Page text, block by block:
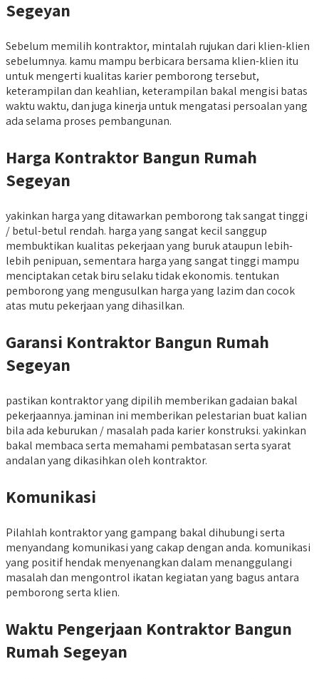
Segeyan
Sebelum memilih kontraktor, mintalah rujukan dari klien-klien
sebelumnya. kamu mampu berbicara bersama klien-klien itu
untuk mengerti kualitas karier pemborong tersebut,
keterampilan dan keahlian, keterampilan bakal mengisi batas
waktu waktu, dan juga kinerja untuk mengatasi persoalan yang
ada selama proses pembangunan.
Harga Kontraktor Bangun Rumah
Segeyan
yakinkan harga yang ditawarkan pemborong tak sangat tinggi
/ betul-betul rendah. harga yang sangat kecil sanggup
membuktikan kualitas pekerjaan yang buruk ataupun lebih-
lebih penipuan, sementara harga yang sangat tinggi mampu
menciptakan cetak biru selaku tidak ekonomis. tentukan
pemborong yang mengusulkan harga yang lazim dan cocok
atas mutu pekerjaan yang dihasilkan.
Garansi Kontraktor Bangun Rumah
Segeyan
pastikan kontraktor yang dipilih memberikan gadaian bakal
pekerjaannya. jaminan ini memberikan pelestarian buat kalian
bila ada keburukan / masalah pada karier konstruksi. yakinkan
bakal membaca serta memahami pembatasan serta syarat
andalan yang dikasihkan oleh kontraktor.
Komunikasi
Pilahlah kontraktor yang gampang bakal dihubungi serta
menyandang komunikasi yang cakap dengan anda. komunikasi
yang positif hendak menyenangkan dalam menanggulangi
masalah dan mengontrol ikatan kegiatan yang bagus antara
pemborong serta klien.
Waktu Pengerjaan Kontraktor Bangun
Rumah Segeyan